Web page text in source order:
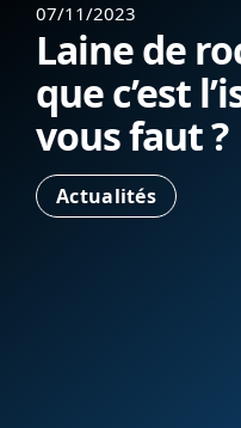
07/11/2023
Laine de
que c’est
vous faut ?
Actualités